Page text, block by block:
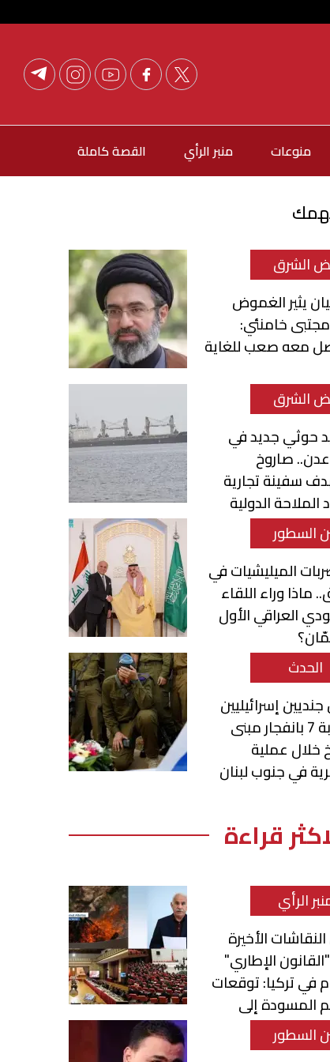
منوعات منبر الرأي القصة كاملة
الشرق
يثير الغموض
خامنئي:
معه صعب للغاية
الشرق
حوثي جديد في
صاروخ
سفينة تجارية
الدولية
السطور
الميليشيات في
ماذا وراء اللقاء
العراقي الأول
الحدث
إسرائيليين
وإصابة 7 بانفجار مبنى
عملية
في جنوب لبنان
قراءة
الرأي
الأخيرة
الإطاري"
في تركيا: توقعات
المسودة إلى
السطور